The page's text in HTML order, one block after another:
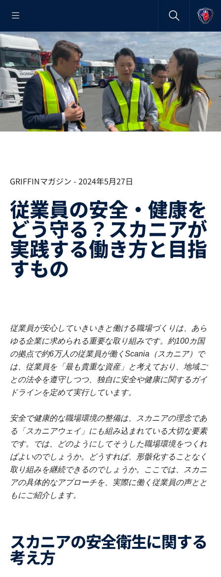
GRIFFINマガジン - 2024年5月27日
従業員の安全・健康を
どう守る？スカニアが
実践する働き方と目指
すもの
従業員が安心していきいきと働ける職場づくりは、あら
ゆる企業に求められる重要な取り組みです。約100カ国
の拠点で約6万人の従業員が働くScania（スカニア）で
は、従業員を「最も貴重な資産」と考えており、地域ご
との法令を遵守しつつ、独自に安全や健康に関するガイ
ドラインを定めて実行しています。
安全で健康的な職場環境の整備は、スカニアの理念であ
る「スカニアウェイ」にも組み込まれている大切な要素
です。では、どのようにしてそうした職場環境をつくれ
ばよいのでしょうか。どうすれば、形骸化することなく
取り組みを継続できるのでしょうか。ここでは、スカニ
アの具体的なアプローチを、実際に働く従業員の声とと
もにご紹介します。
スカニアの安全衛生に関する
考え方